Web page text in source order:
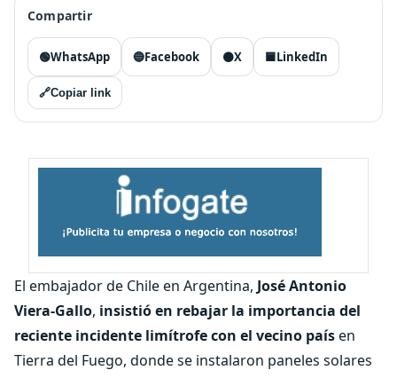
Compartir
🟢WhatsApp 🔵Facebook ⚫X 🟦LinkedIn
🔗Copiar link
El embajador de Chile en Argentina, José Antonio
Viera-Gallo, insistió en rebajar la importancia del
reciente incidente limítrofe con el vecino paísen
Tierra del Fuego, donde se instalaron paneles solares